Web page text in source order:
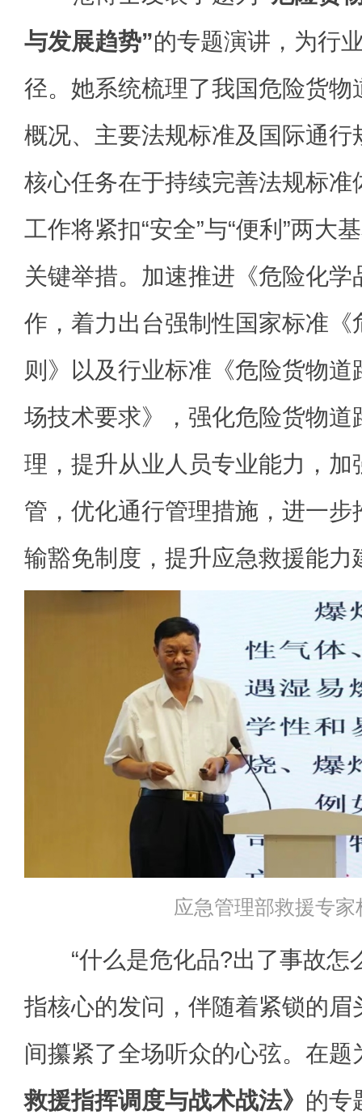
与发展趋势”的专题演讲，为行
径。她系统梳理了我国危险货物
概况、主要法规标准及国际通行
核心任务在于持续完善法规标准
工作将紧扣“安全”与“便利”两大
关键举措。加速推进《危险化
作，着力出台强制性国家标准《
则》以及行业标准《危险货物
场技术要求》，强化危险货物道
理，提升从业人员专业能力，加
管，优化通行管理措施，进一
输豁免制度，提升应急救援能力
应急管理部救援专家
“什么是危化品?出了事故怎
指核心的发问，伴随着紧锁的眉
间攥紧了全场听众的心弦。在题
救援指挥调度与战术战法》 的专